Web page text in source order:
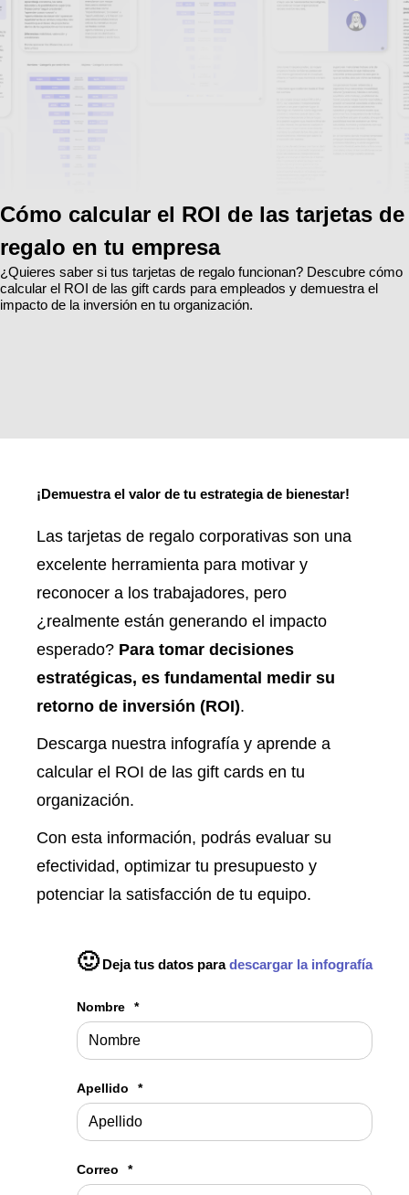
Cómo calcular el ROI de las tarjetas de
regalo en tu empresa
¿Quieres saber si tus tarjetas de regalo funcionan? Descubre cómo
calcular el ROI de las gift cards para empleados y demuestra el
impacto de la inversión en tu organización.
¡Demuestra el valor de tu estrategia de bienestar!
Las tarjetas de regalo corporativas son una
excelente herramienta para motivar y
reconocer a los trabajadores, pero
¿realmente están generando el impacto
esperado? Para tomar decisiones
estratégicas, es fundamental medir su
retorno de inversión (ROI).
Descarga nuestra infografía y aprende a
calcular el ROI de las gift cards en tu
organización.
Con esta información, podrás evaluar su
efectividad, optimizar tu presupuesto y
potenciar la satisfacción de tu equipo.
🙂Deja tus datos paradescargar la infografía
Nombre *
Apellido *
Correo *